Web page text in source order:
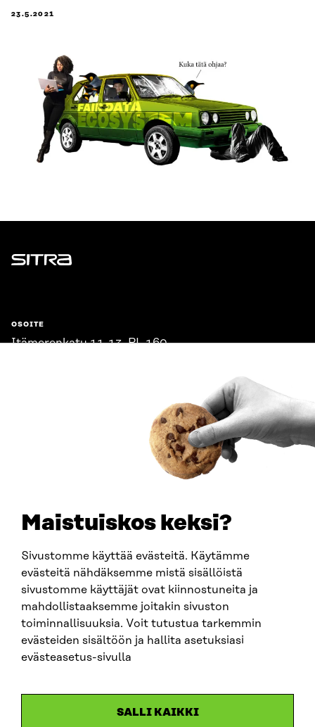
Maistuiskos keksi?
Sivustomme käyttää evästeitä. Käytämme
evästeitä nähdäksemme mistä sisällöistä
sivustomme käyttäjät ovat kiinnostuneita ja
mahdollistaaksemme joitakin sivuston
toiminnallisuuksia. Voit tutustua tarkemmin
evästeiden sisältöön ja hallita asetuksiasi
evästeasetus-sivulla
SALLI KAIKKI
23.5.2021
Sitra
OSOITE
Itämerenkatu 11-13, PL 160,
SITRA SOSIAALISESSA MEDIASSA
LinkedIn
Instagram
YouTube